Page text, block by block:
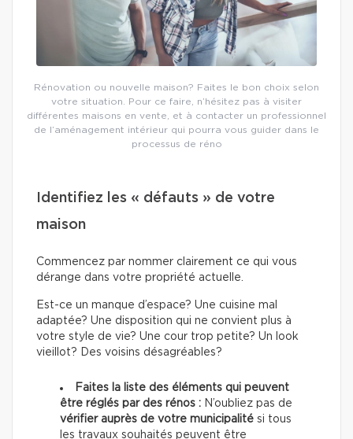
Rénovation ou nouvelle maison? Faites le bon choix selon
votre situation. Pour ce faire, n’hésitez pas à visiter
différentes maisons en vente, et à contacter un professionnel
de l’aménagement intérieur qui pourra vous guider dans le
processus de réno
Identifiez les « défauts » de votre
maison
Commencez par nommer clairement ce qui vous
dérange dans votre propriété actuelle.
Est-ce un manque d’espace? Une cuisine mal
adaptée? Une disposition qui ne convient plus à
votre style de vie? Une cour trop petite? Un look
vieillot? Des voisins désagréables?
Faites la liste des éléments qui peuvent
être réglés par des rénos : N’oubliez pas de
vérifier auprès de votre municipalité si tous
les travaux souhaités peuvent être